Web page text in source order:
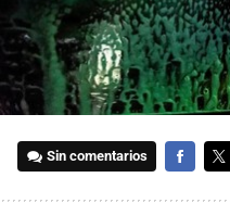
Sin comentarios